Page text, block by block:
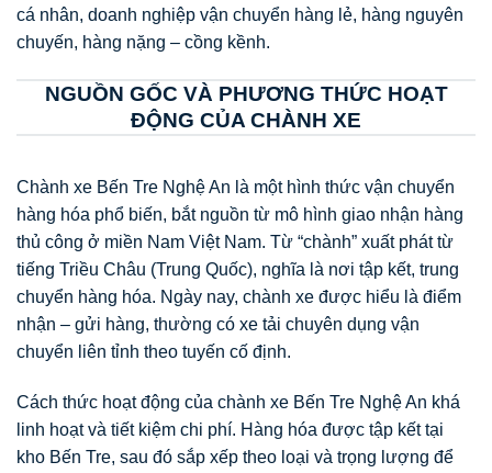
cá nhân, doanh nghiệp vận chuyển hàng lẻ, hàng nguyên
chuyến, hàng nặng – cồng kềnh.
NGUỒN GỐC VÀ PHƯƠNG THỨC HOẠT
ĐỘNG CỦA CHÀNH XE
Chành xe Bến Tre Nghệ An là một hình thức vận chuyển
hàng hóa phổ biến, bắt nguồn từ mô hình giao nhận hàng
thủ công ở miền Nam Việt Nam. Từ “chành” xuất phát từ
tiếng Triều Châu (Trung Quốc), nghĩa là nơi tập kết, trung
chuyển hàng hóa. Ngày nay, chành xe được hiểu là điểm
nhận – gửi hàng, thường có xe tải chuyên dụng vận
chuyển liên tỉnh theo tuyến cố định.
Cách thức hoạt động của chành xe Bến Tre Nghệ An khá
linh hoạt và tiết kiệm chi phí. Hàng hóa được tập kết tại
kho Bến Tre, sau đó sắp xếp theo loại và trọng lượng để